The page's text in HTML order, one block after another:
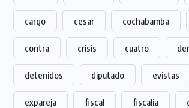
cargo cesar cochabamba
contra crisis cuatro
detenidos diputado evistas
expareja fiscal fiscalia